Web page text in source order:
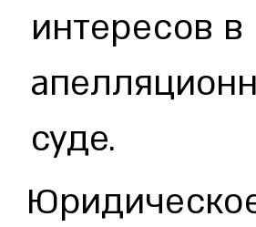
интересов в
суде.